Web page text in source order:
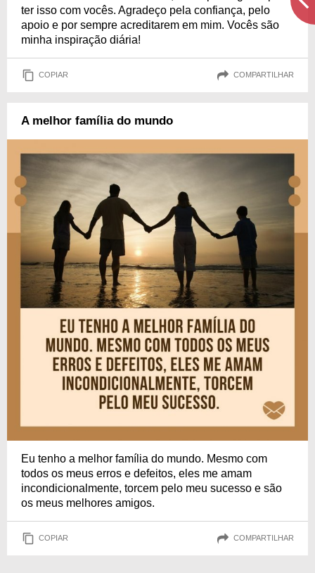
ter isso com vocês. Agradeço pela confiança, pelo
apoio e por sempre acreditarem em mim. Vocês são
minha inspiração diária!
COPIAR COMPARTILHAR
A melhor família do mundo
Eu tenho a melhor família do mundo. Mesmo com
todos os meus erros e defeitos, eles me amam
incondicionalmente, torcem pelo meu sucesso e são
os meus melhores amigos.
COPIAR COMPARTILHAR